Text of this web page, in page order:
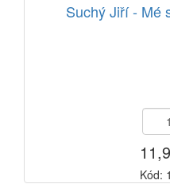
Suchý Jiří - Mé
Kód: